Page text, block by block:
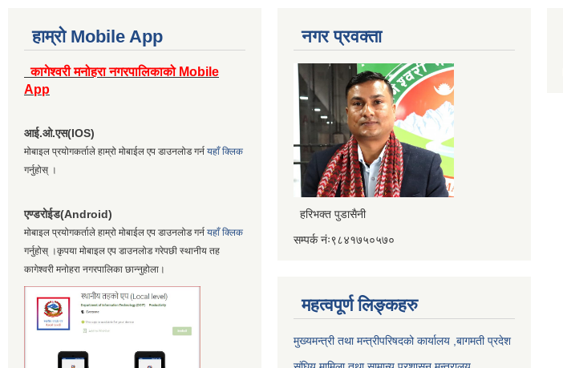
हाम्रो Mobile App
कागेश्वरी मनोहरा नगरपालिकाको Mobile
App
आई.ओ.एस(IOS)
मोबाइल प्रयोगकर्ताले हाम्रो मोबाईल एप डाउनलोड गर्न यहाँ क्लिक
गर्नुहोस् ।
एण्डरोईड(Android)
मोबाइल प्रयोगकर्ताले हाम्रो मोबाईल एप डाउनलोड गर्न यहाँ क्लिक
गर्नुहोस् ।कृपया मोबाइल एप डाउनलोड गरेपछी स्थानीय तह
कागेश्वरी मनोहरा नगरपालिका छान्नुहोला।
नगर प्रवक्ता
हरिभक्त पुडासैनी
सम्पर्क नंः९८४१७५०५७०
महत्वपूर्ण लिङ्कहरु
मुख्यमन्त्री तथा मन्त्रीपरिषदको कार्यालय ,बागमती प्रदेश